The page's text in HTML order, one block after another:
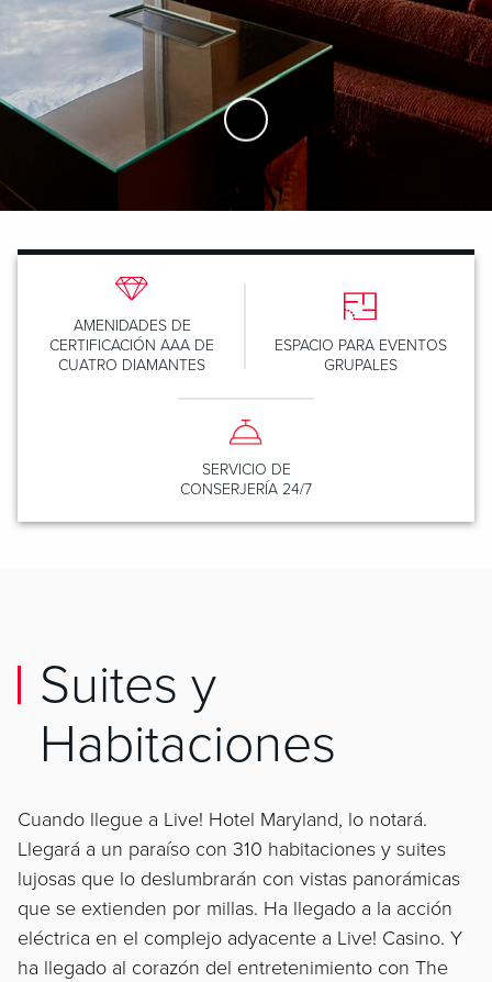
Skip to Main Content
AMENIDADES DE
CERTIFICACIÓN AAA DE
CUATRO DIAMANTES
ESPACIO PARA EVENTOS
GRUPALES
SERVICIO DE
CONSERJERÍA 24/7
Suites y
Habitaciones
Cuando llegue a Live! Hotel Maryland, lo notará.
Llegará a un paraíso con 310 habitaciones y suites
lujosas que lo deslumbrarán con vistas panorámicas
que se extienden por millas. Ha llegado a la acción
eléctrica en el complejo adyacente a Live! Casino. Y
ha llegado al corazón del entretenimiento con The